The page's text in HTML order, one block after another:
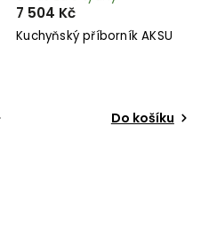
Kuchyňský příborník AKSU
7 504 Kč
Do košíku